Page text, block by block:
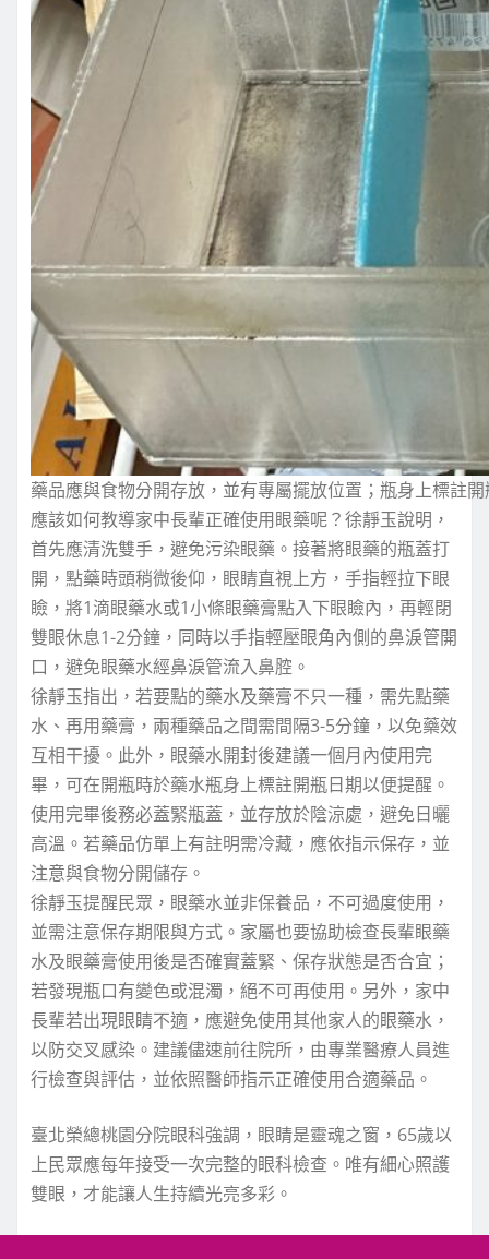
藥品應與食物分開存放，並有專屬擺放位置；瓶身上標註
應該如何教導家中長輩正確使用眼藥呢？徐靜玉說明，
首先應清洗雙手，避免污染眼藥。接著將眼藥的瓶蓋打
開，點藥時頭稍微後仰，眼睛直視上方，手指輕拉下眼
瞼，將1滴眼藥水或1小條眼藥膏點入下眼瞼內，再輕閉
雙眼休息1-2分鐘，同時以手指輕壓眼角內側的鼻淚管開
口，避免眼藥水經鼻淚管流入鼻腔。
徐靜玉指出，若要點的藥水及藥膏不只一種，需先點藥
水、再用藥膏，兩種藥品之間需間隔3-5分鐘，以免藥效
互相干擾。此外，眼藥水開封後建議一個月內使用完
畢，可在開瓶時於藥水瓶身上標註開瓶日期以便提醒。
使用完畢後務必蓋緊瓶蓋，並存放於陰涼處，避免日曬
高溫。若藥品仿單上有註明需冷藏，應依指示保存，並
注意與食物分開儲存。
徐靜玉提醒民眾，眼藥水並非保養品，不可過度使用，
並需注意保存期限與方式。家屬也要協助檢查長輩眼藥
水及眼藥膏使用後是否確實蓋緊、保存狀態是否合宜；
若發現瓶口有變色或混濁，絕不可再使用。另外，家中
長輩若出現眼睛不適，應避免使用其他家人的眼藥水，
以防交叉感染。建議儘速前往院所，由專業醫療人員進
行檢查與評估，並依照醫師指示正確使用合適藥品。
臺北榮總桃園分院眼科強調，眼睛是靈魂之窗，65歲以
上民眾應每年接受一次完整的眼科檢查。唯有細心照護
雙眼，才能讓人生持續光亮多彩。